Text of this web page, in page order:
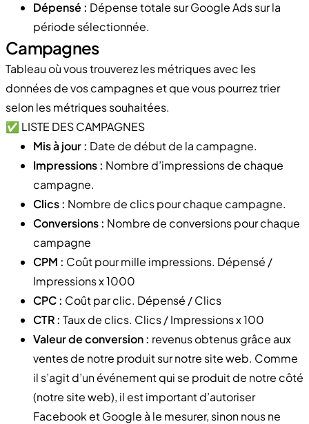
Dépensé : Dépense totale sur Google Ads sur la
période sélectionnée.
Campagnes
Tableau où vous trouverez les métriques avec les
données de vos campagnes et que vous pourrez trier
selon les métriques souhaitées.
✅ LISTE DES CAMPAGNES
Mis à jour : Date de début de la campagne.
Impressions : Nombre d’impressions de chaque
campagne.
Clics : Nombre de clics pour chaque campagne.
Conversions : Nombre de conversions pour chaque
campagne
CPM : Coût pour mille impressions. Dépensé /
Impressions x 1000
CPC : Coût par clic. Dépensé / Clics
CTR : Taux de clics. Clics / Impressions x 100
Valeur de conversion : revenus obtenus grâce aux
ventes de notre produit sur notre site web. Comme
il s’agit d’un événement qui se produit de notre côté
(notre site web), il est important d’autoriser
Facebook et Google à le mesurer, sinon nous ne